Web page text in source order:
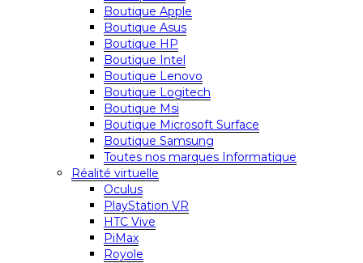
Boutique Apple
Boutique Asus
Boutique HP
Boutique Intel
Boutique Lenovo
Boutique Logitech
Boutique Msi
Boutique Microsoft Surface
Boutique Samsung
Toutes nos marques Informatique
Réalité virtuelle
Oculus
PlayStation VR
HTC Vive
PiMax
Royole